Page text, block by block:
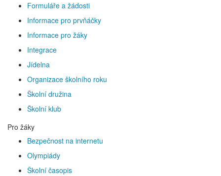
Formuláře a žádosti
Informace pro prvňáčky
Informace pro žáky
Integrace
Jídelna
Organizace školního roku
Školní družina
Školní klub
Pro žáky
Bezpečnost na internetu
Olympiády
Školní časopis